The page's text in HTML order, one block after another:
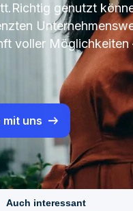
genutzt
voller Möglichkeiten
mit uns
Auch interessant